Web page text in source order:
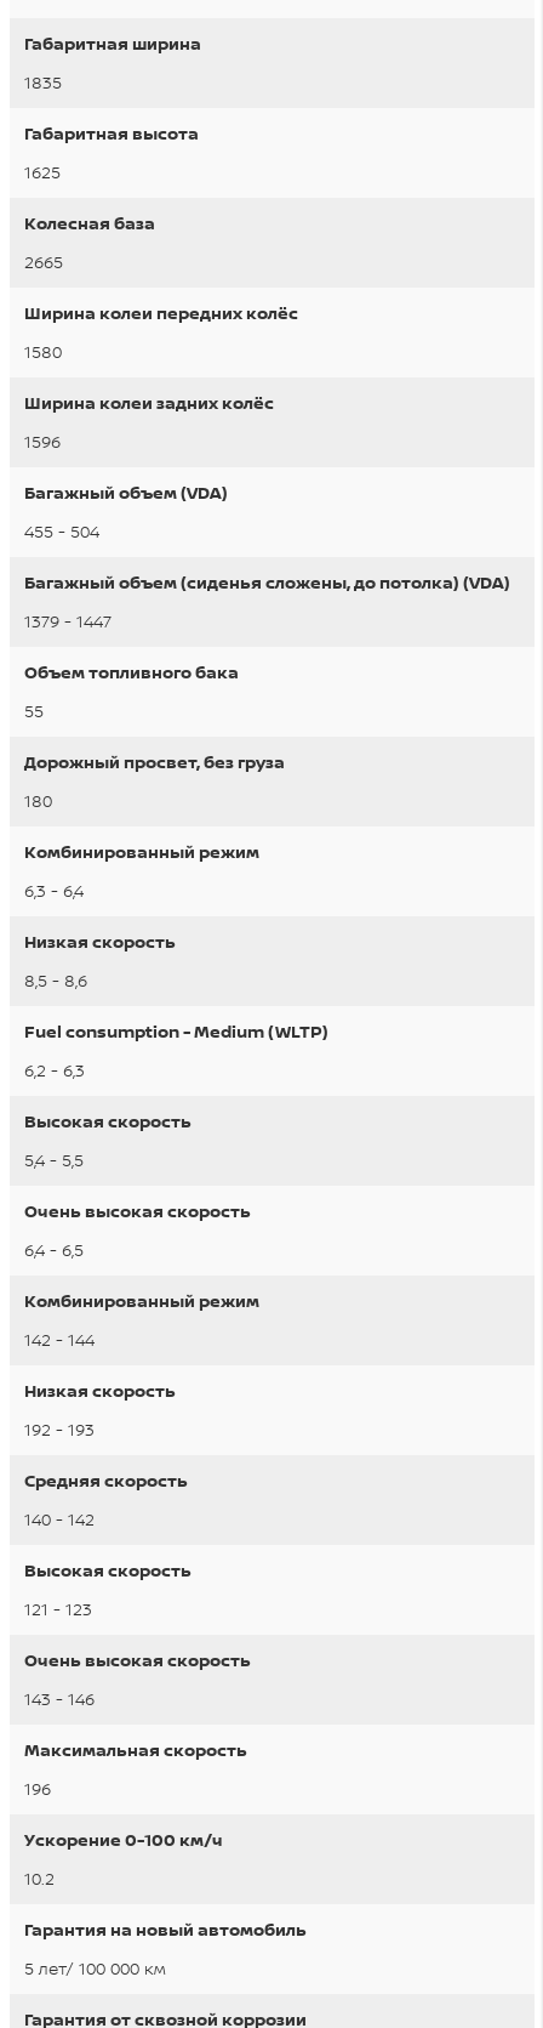
Габаритная ширина
1835
Габаритная высота
1625
Колесная база
2665
Ширина колеи передних колёс
1580
Ширина колеи задних колёс
1596
Багажный объем (VDA)
455 - 504
Багажный объем (сиденья сложены, до потолка) (VDA)
1379 - 1447
Объем топливного бака
55
Дорожный просвет, без груза
180
Комбинированный режим
6,3 - 6,4
Низкая скорость
8,5 - 8,6
Fuel consumption - Medium (WLTP)
6,2 - 6,3
Высокая скорость
5,4 - 5,5
Очень высокая скорость
6,4 - 6,5
Комбинированный режим
142 - 144
Низкая скорость
192 - 193
Средняя скорость
140 - 142
Высокая скорость
121 - 123
Очень высокая скорость
143 - 146
Максимальная скорость
196
Ускорение 0-100 км/ч
10.2
Гарантия на новый автомобиль
5 лет/ 100 000 км
Гарантия от сквозной коррозии